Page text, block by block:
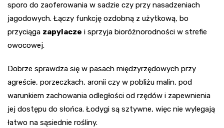
sporo do zaoferowania w sadzie czy przy nasadzeniach
jagodowych. Łączy funkcję ozdobną z użytkową, bo
przyciąga zapylacze i sprzyja bioróżnorodności w strefie
owocowej.
Dobrze sprawdza się w pasach międzyrzędowych przy
agreście, porzeczkach, aronii czy w pobliżu malin, pod
warunkiem zachowania odległości od rzędów i zapewnienia
jej dostępu do słońca. Łodygi są sztywne, więc nie wylegają
łatwo na sąsiednie rośliny.